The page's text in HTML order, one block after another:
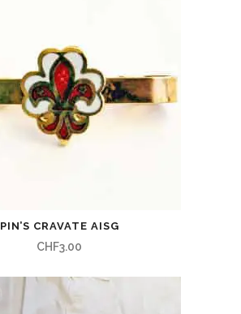
PIN’S CRAVATE AISG
CHF3.00